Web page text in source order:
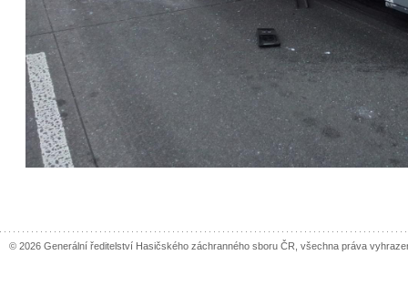
© 2026 Generální ředitelství Hasičského záchranného sboru ČR, všechna práva